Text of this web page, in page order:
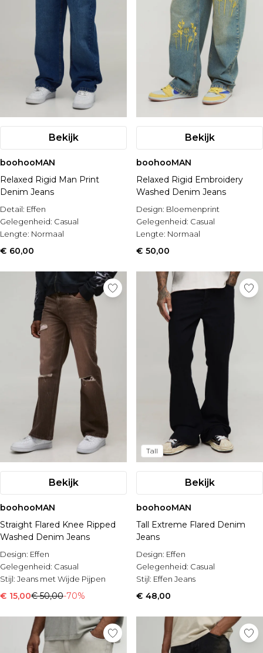
Bekijk
boohooMAN
Relaxed Rigid Man Print
Denim Jeans
Detail: Effen
Gelegenheid: Casual
Lengte: Normaal
€ 60,00
Bekijk
boohooMAN
Relaxed Rigid Embroidery
Washed Denim Jeans
Design: Bloemenprint
Gelegenheid: Casual
Lengte: Normaal
€ 50,00
Bekijk
boohooMAN
Straight Flared Knee Ripped
Washed Denim Jeans
Design: Effen
Gelegenheid: Casual
Stijl: Jeans met Wijde Pijpen
€ 15,00€ 50,00-70%
Tall
Bekijk
boohooMAN
Tall Extreme Flared Denim
Jeans
Design: Effen
Gelegenheid: Casual
Stijl: Effen Jeans
€ 48,00